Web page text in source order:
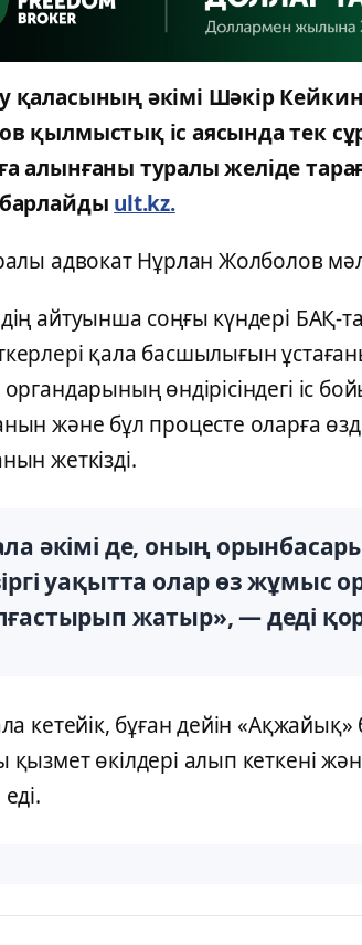
қаласының әкімі Шәкір
қылмыстық іс аясында тек
алынғаны туралы желіде
ult.kz.
адвокат Нұрлан Жолболов
айтуынша соңғы күндері БАҚ-та
қала басшылығын
органдарының өндірісіндегі іс
және бұл процесте оларға
жеткізді.
әкімі де, оның
уақытта олар өз жұмыс
жатыр», — деді
кетейік, бұған дейін
қызмет өкілдері алып кеткені